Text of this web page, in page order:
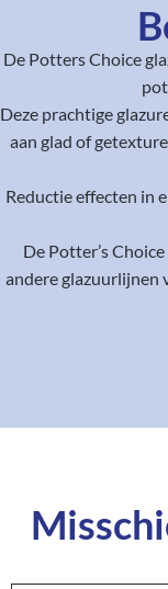
De Potters Choice
Deze prachtige
aan glad of
Reductie effecten in
De Potter’s
andere glazuurlijnen